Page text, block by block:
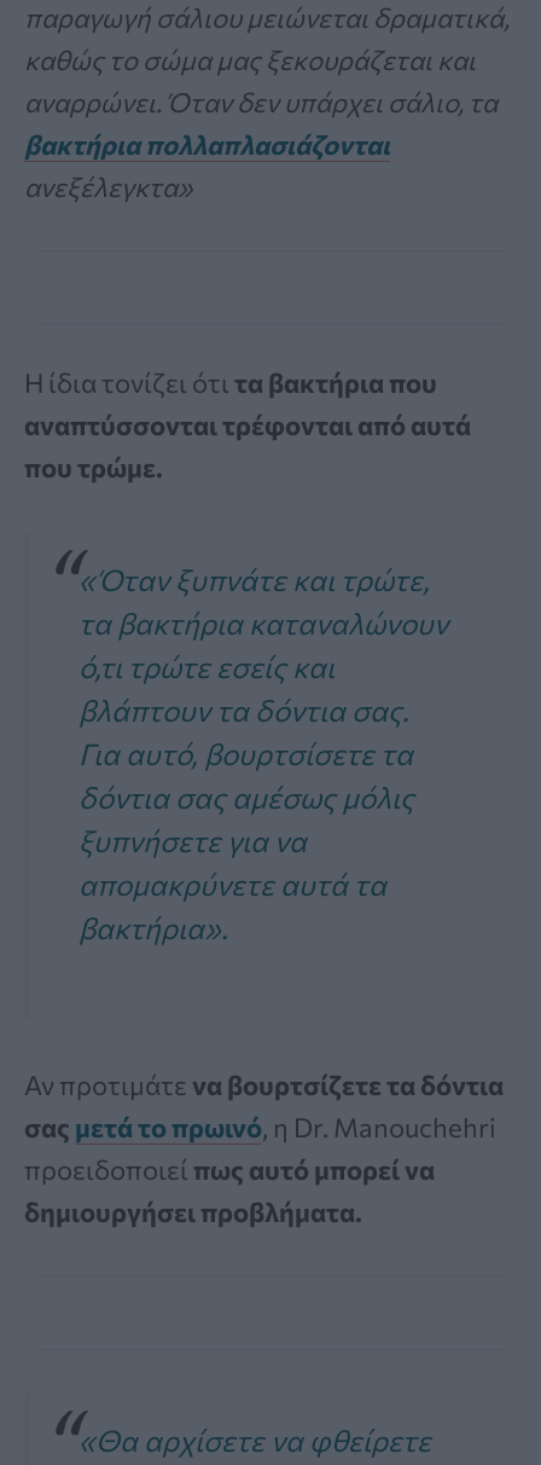
παραγωγή σάλιου μειώνεται δραματικά,
καθώς το σώμα μας ξεκουράζεται και
αναρρώνει. Όταν δεν υπάρχει σάλιο, τα
βακτήρια πολλαπλασιάζονται
ανεξέλεγκτα»
Η ίδια τονίζει ότιτα βακτήρια που
αναπτύσσονται τρέφονται από αυτά
που τρώμε.
«Όταν ξυπνάτε και τρώτε,
τα βακτήρια καταναλώνουν
ό,τι τρώτε εσείς και
βλάπτουν τα δόντια σας.
Για αυτό, βουρτσίσετε τα
δόντια σας αμέσως μόλις
ξυπνήσετε για να
απομακρύνετε αυτά τα
βακτήρια».
Αν προτιμάτενα βουρτσίζετε τα δόντια
σας μετά το πρωινό, η Dr. Manouchehri
προειδοποιεί πως αυτό μπορεί να
δημιουργήσει προβλήματα.
«Θα αρχίσετε να φθείρετε